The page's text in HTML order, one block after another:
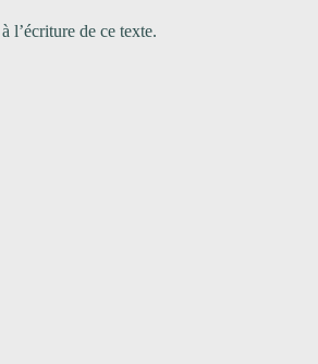
l’écriture de ce texte.